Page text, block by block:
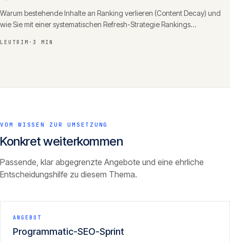
Warum bestehende Inhalte an Ranking verlieren (Content Decay) und
wie Sie mit einer systematischen Refresh-Strategie Rankings
LEUTRIM · 3 MIN
VOM WISSEN ZUR UMSETZUNG
Konkret weiterkommen
Passende, klar abgegrenzte Angebote und eine ehrliche
Entscheidungshilfe zu diesem Thema.
ANGEBOT
Programmatic-SEO-Sprint